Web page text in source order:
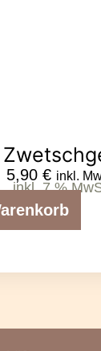
5,90 € inkl.
inkl. 7 %